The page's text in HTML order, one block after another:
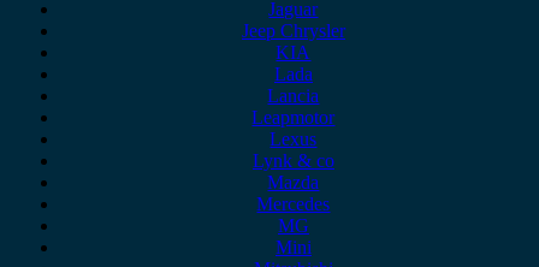
Jaguar
Jeep Chrysler
KIA
Lada
Lancia
Leapmotor
Lexus
Lynk & co
Mazda
Mercedes
MG
Mini